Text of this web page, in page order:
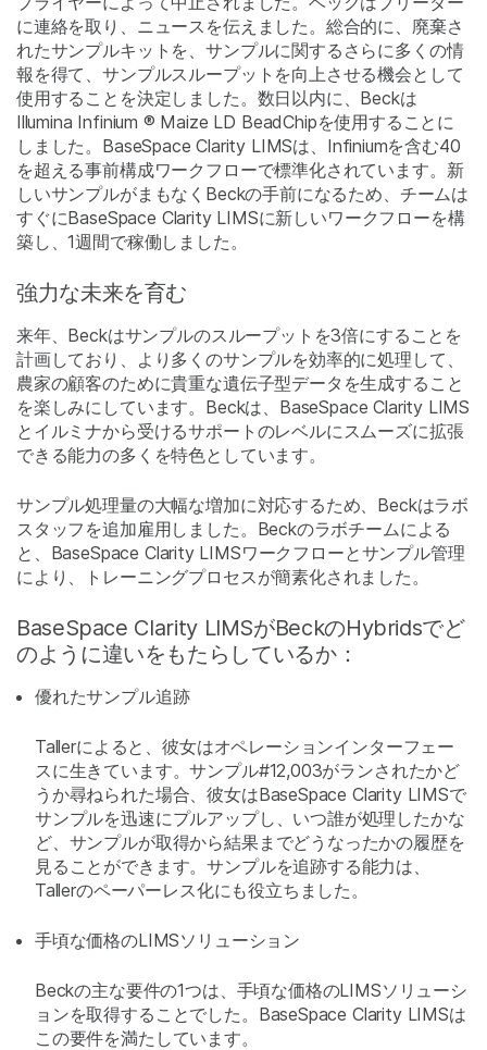
に連絡を取り、ニュースを伝えました。総合的に、廃棄さ
れたサンプルキットを、サンプルに関するさらに多くの情
報を得て、サンプルスループットを向上させる機会として
使用することを決定しました。数日以内に、Beckは
Illumina Infinium ® Maize LD BeadChipを使用することに
しました。BaseSpace Clarity LIMSは、Infiniumを含む40
を超える事前構成ワークフローで標準化されています。新
しいサンプルがまもなくBeckの手前になるため、チームは
すぐにBaseSpace Clarity LIMSに新しいワークフローを構
築し、1週間で稼働しました。
強力な未来を育む
来年、Beckはサンプルのスループットを3倍にすることを
計画しており、より多くのサンプルを効率的に処理して、
農家の顧客のために貴重な遺伝子型データを生成すること
を楽しみにしています。Beckは、BaseSpace Clarity LIMS
とイルミナから受けるサポートのレベルにスムーズに拡張
できる能力の多くを特色としています。
サンプル処理量の大幅な増加に対応するため、Beckはラボ
スタッフを追加雇用しました。Beckのラボチームによる
と、BaseSpace Clarity LIMSワークフローとサンプル管理
により、トレーニングプロセスが簡素化されました。
BaseSpace Clarity LIMSがBeckのHybridsでど
のように違いをもたらしているか：
優れたサンプル追跡
Tallerによると、彼女はオペレーションインターフェー
スに生きています。サンプル#12,003がランされたかど
うか尋ねられた場合、彼女はBaseSpace Clarity LIMSで
サンプルを迅速にプルアップし、いつ誰が処理したかな
ど、サンプルが取得から結果までどうなったかの履歴を
見ることができます。サンプルを追跡する能力は、
Tallerのペーパーレス化にも役立ちました。
手頃な価格のLIMSソリューション
Beckの主な要件の1つは、手頃な価格のLIMSソリューシ
ョンを取得することでした。BaseSpace Clarity LIMSは
この要件を満たしています。